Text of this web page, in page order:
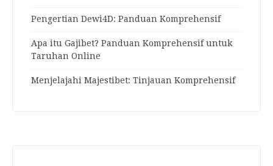
Pengertian Dewi4D: Panduan Komprehensif
Apa itu Gajibet? Panduan Komprehensif untuk
Taruhan Online
Menjelajahi Majestibet: Tinjauan Komprehensif